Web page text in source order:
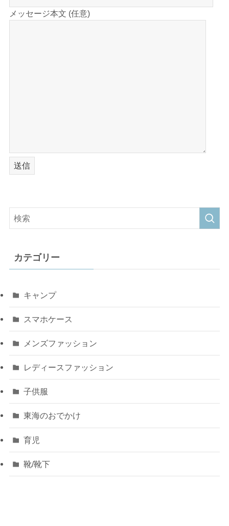
メッセージ本文 (任意)
カテゴリー
キャンプ
スマホケース
メンズファッション
レディースファッション
子供服
東海のおでかけ
育児
靴/靴下